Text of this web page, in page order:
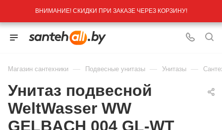
ВНИМАНИЕ! СКИДКИ ПРИ ЗАКАЗЕ ЧЕРЕЗ КОРЗИНУ!
Магазин сантехники — Подвесные унитазы — Унитазы —
Унитаз подвесной
WeltWasser WW
GELBACH 004 GL-WT